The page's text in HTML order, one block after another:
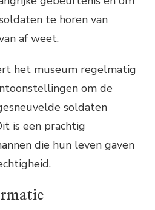
te horen van
af weet.
het museum regelmatig
om de
soldaten
is een prachtig
die hun leven gaven